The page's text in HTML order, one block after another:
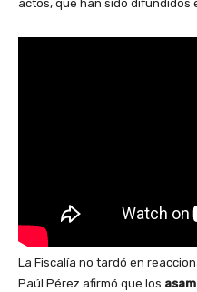
actos, que han sido difundidos
La Fiscalía no tardó en
Paúl Pérez afirmó que los